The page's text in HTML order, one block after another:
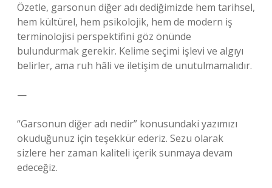
Özetle, garsonun diğer adı dediğimizde hem tarihsel,
hem kültürel, hem psikolojik, hem de modern iş
terminolojisi perspektifini göz önünde
bulundurmak gerekir. Kelime seçimi işlevi ve algıyı
belirler, ama ruh hâli ve iletişim de unutulmamalıdır.
—
“Garsonun diğer adı nedir” konusundaki yazımızı
okuduğunuz için teşekkür ederiz. Sezu olarak
sizlere her zaman kaliteli içerik sunmaya devam
edeceğiz.